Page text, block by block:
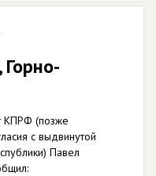
КПРФ (позже
с выдвинутой
Павел